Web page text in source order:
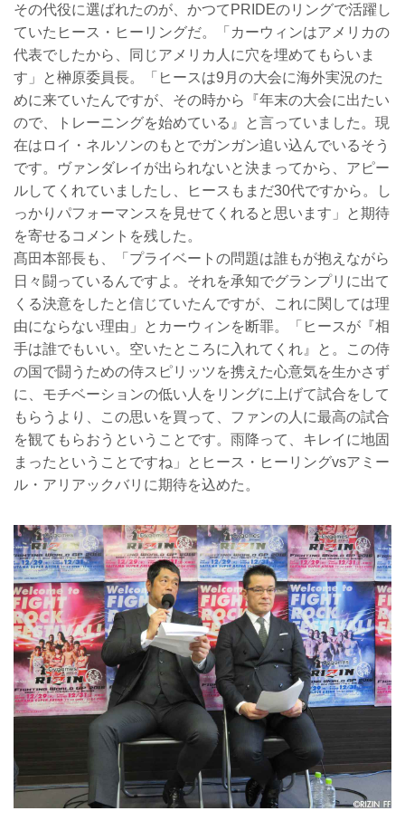
その代役に選ばれたのが、かつてPRIDEのリングで活躍し
ていたヒース・ヒーリングだ。「カーウィンはアメリカの
代表でしたから、同じアメリカ人に穴を埋めてもらいま
す」と榊原委員長。「ヒースは9月の大会に海外実況のた
めに来ていたんですが、その時から『年末の大会に出たい
ので、トレーニングを始めている』と言っていました。現
在はロイ・ネルソンのもとでガンガン追い込んでいるそう
です。ヴァンダレイが出られないと決まってから、アピー
ルしてくれていましたし、ヒースもまだ30代ですから。し
っかりパフォーマンスを見せてくれると思います」と期待
を寄せるコメントを残した。
髙田本部長も、「プライベートの問題は誰もが抱えながら
日々闘っているんですよ。それを承知でグランプリに出て
くる決意をしたと信じていたんですが、これに関しては理
由にならない理由」とカーウィンを断罪。「ヒースが『相
手は誰でもいい。空いたところに入れてくれ』と。この侍
の国で闘うための侍スピリッツを携えた心意気を生かさず
に、モチベーションの低い人をリングに上げて試合をして
もらうより、この思いを買って、ファンの人に最高の試合
を観てもらおうということです。雨降って、キレイに地固
まったということですね」とヒース・ヒーリングvsアミー
ル・アリアックバリに期待を込めた。